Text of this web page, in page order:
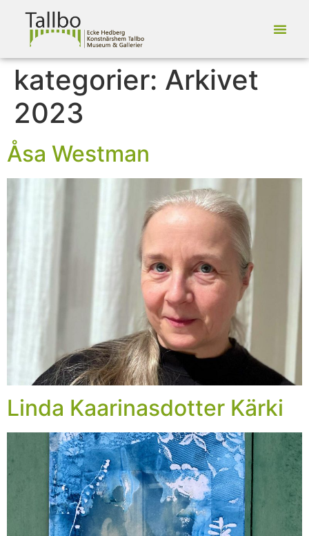
kategorier: Arkivet
2023
Åsa Westman
Linda Kaarinasdotter Kärki